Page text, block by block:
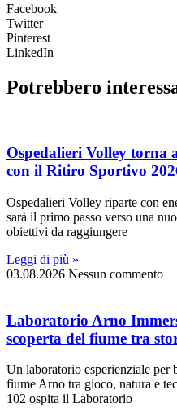
Facebook
Twitter
Pinterest
LinkedIn
Potrebbero
Ospedalieri Volley torna
con il Ritiro Sportivo
Ospedalieri Volley riparte con
sarà il primo passo verso una
obiettivi da raggiungere
Leggi di più »
03.08.2026 Nessun commento
Laboratorio Arno
scoperta del fiume tra
Un laboratorio esperienziale per
fiume Arno tra gioco, natura e
102 ospita il Laboratorio